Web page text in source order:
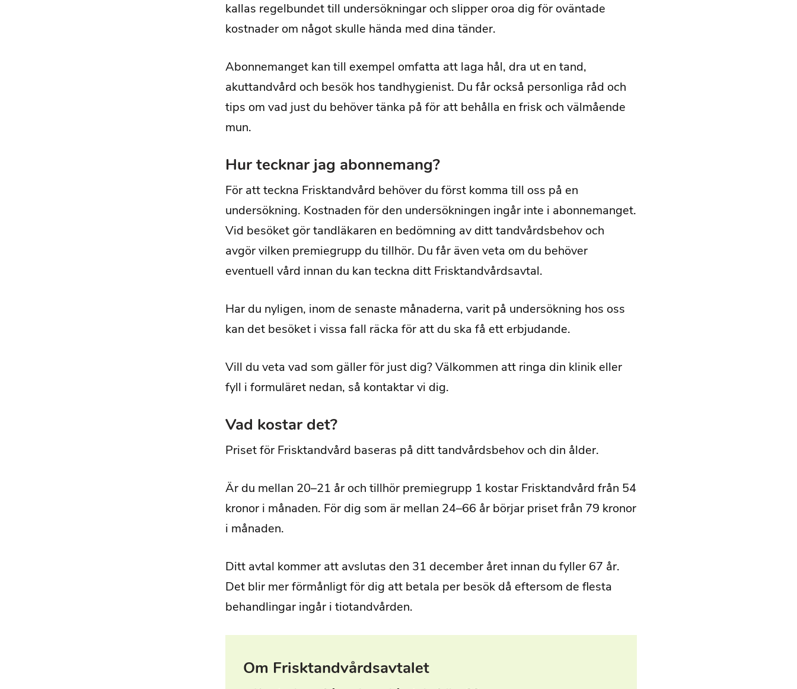
kallas regelbundet till undersökningar och slipper oroa dig för oväntade
kostnader om något skulle hända med dina tänder.
Abonnemanget kan till exempel omfatta att laga hål, dra ut en tand,
akuttandvård och besök hos tandhygienist. Du får också personliga råd och
tips om vad just du behöver tänka på för att behålla en frisk och välmående
mun.
Hur tecknar jag abonnemang?
För att teckna Frisktandvård behöver du först komma till oss på en
undersökning. Kostnaden för den undersökningen ingår inte i abonnemanget.
Vid besöket gör tandläkaren en bedömning av ditt tandvårdsbehov och
avgör vilken premiegrupp du tillhör. Du får även veta om du behöver
eventuell vård innan du kan teckna ditt Frisktandvårdsavtal.
Har du nyligen, inom de senaste månaderna, varit på undersökning hos oss
kan det besöket i vissa fall räcka för att du ska få ett erbjudande.
Vill du veta vad som gäller för just dig? Välkommen att ringa din klinik eller
fyll i formuläret nedan, så kontaktar vi dig.
Vad kostar det?
Priset för Frisktandvård baseras på ditt tandvårdsbehov och din ålder.
Är du mellan 20–21 år och tillhör premiegrupp 1 kostar Frisktandvård från 54
kronor i månaden. För dig som är mellan 24–66 år börjar priset från 79 kronor
i månaden.
Ditt avtal kommer att avslutas den 31 december året innan du fyller 67 år.
Det blir mer förmånligt för dig att betala per besök då eftersom de flesta
behandlingar ingår i tiotandvården.
Om Frisktandvårdsavtalet